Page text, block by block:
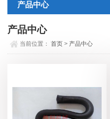
产品中心
产品中心
当前位置：首页 > 产品中心